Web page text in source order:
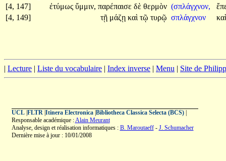
[4, 147]
ἐτύμως ὔμμιν, παρέπαισε δὲ θερμὸν (σπλάγχνον,
[4, 149]
τῇ μάζῃ καὶ τῷ τυρῷ σπλάγχνον
| Lecture | Liste du vocabulaire | Index inverse | Menu | Site de
UCL| FLTR| Itinera Electronica| Bibliotheca Classica Selecta (BCS)|
Responsable académique :Alain Meurant
Analyse, design et réalisation informatiques : B. Maroutaeff- J. Schumacher
Dernière mise à jour : 10/01/2008